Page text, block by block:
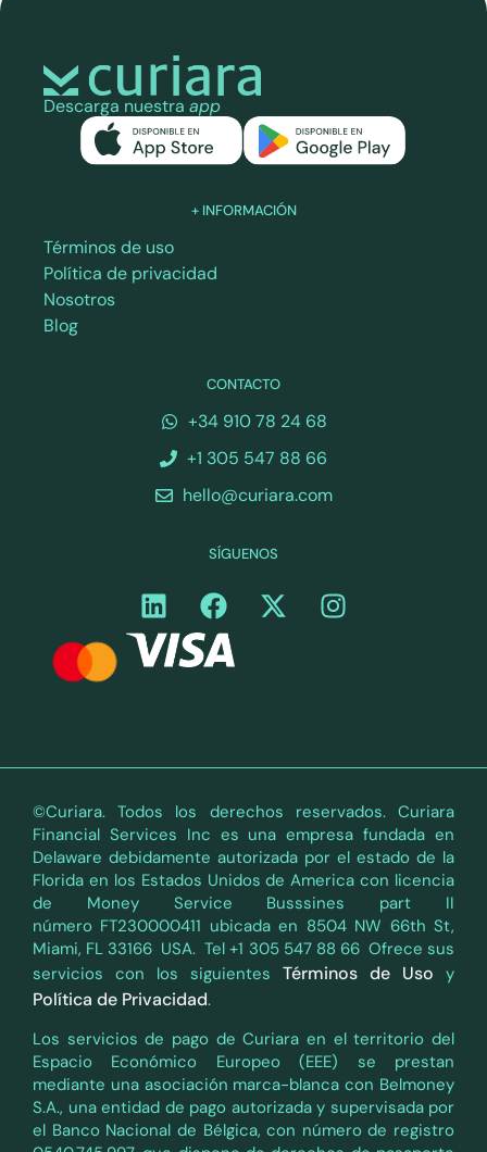
Descarga nuestra app
+ INFORMACIÓN
Términos de uso
Política de privacidad
Nosotros
Blog
CONTACTO
+34 910 78 24 68
+1 305 547 88 66
hello@curiara.com
SÍGUENOS
©Curiara. Todos los derechos reservados. Curiara
Financial Services Inc es una empresa fundada en
Delaware debidamente autorizada por el estado de la
Florida en los Estados Unidos de America con licencia
de Money Service Busssines part II
número FT230000411 ubicada en 8504 NW 66th St,
Miami, FL 33166 USA. Tel +1 305 547 88 66 Ofrece sus
servicios con los siguientes Términos de Uso y
Política de Privacidad.
Los servicios de pago de Curiara en el territorio del
Espacio Económico Europeo (EEE) se prestan
mediante una asociación marca-blanca con Belmoney
S.A., una entidad de pago autorizada y supervisada por
el Banco Nacional de Bélgica, con número de registro